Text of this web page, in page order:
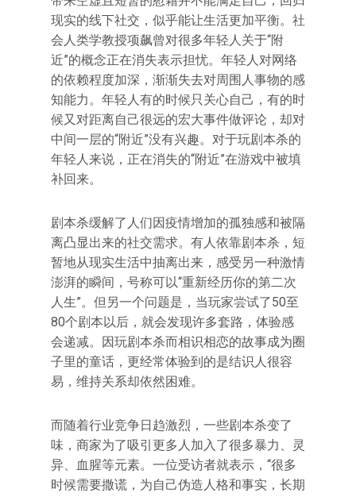
现实的线下社交，似乎能让生活更加平衡。社
会人类学教授项飙曾对很多年轻人关于“附
近”的概念正在消失表示担忧。年轻人对网络
的依赖程度加深，渐渐失去对周围人事物的感
知能力。年轻人有的时候只关心自己，有的时
候又对距离自己很远的宏大事件做评论，却对
中间一层的“附近”没有兴趣。对于玩剧本杀的
年轻人来说，正在消失的“附近”在游戏中被填
补回来。
剧本杀缓解了人们因疫情增加的孤独感和被隔
离凸显出来的社交需求。有人依靠剧本杀，短
暂地从现实生活中抽离出来，感受另一种激情
澎湃的瞬间，号称可以“重新经历你的第二次
人生”。但另一个问题是，当玩家尝试了50至
80个剧本以后，就会发现许多套路，体验感
会递减。因玩剧本杀而相识相恋的故事成为圈
子里的童话，更经常体验到的是结识人很容
易，维持关系却依然困难。
而随着行业竞争日趋激烈，一些剧本杀变了
味，商家为了吸引更多人加入了很多暴力、灵
异、血腥等元素。一位受访者就表示，“很多
时候需要撒谎，为自己伪造人格和事实，长期